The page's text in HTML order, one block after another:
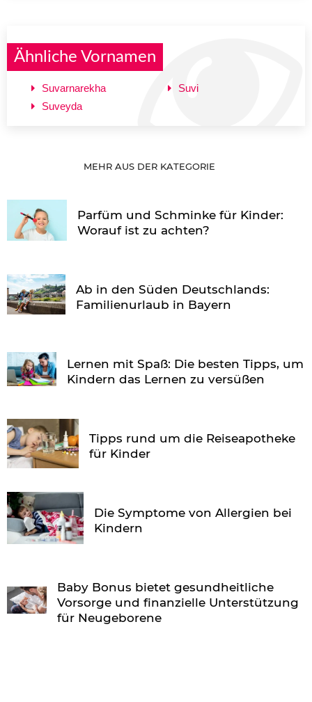
Ähnliche Vornamen
Suvarnarekha
Suveyda
Suvi
MEHR AUS DER KATEGORIE
Parfüm und Schminke für Kinder:
Worauf ist zu achten?
Ab in den Süden Deutschlands:
Familienurlaub in Bayern
Lernen mit Spaß: Die besten Tipps, um
Kindern das Lernen zu versüßen
Tipps rund um die Reiseapotheke
für Kinder
Die Symptome von Allergien bei
Kindern
Baby Bonus bietet gesundheitliche
Vorsorge und finanzielle Unterstützung
für Neugeborene